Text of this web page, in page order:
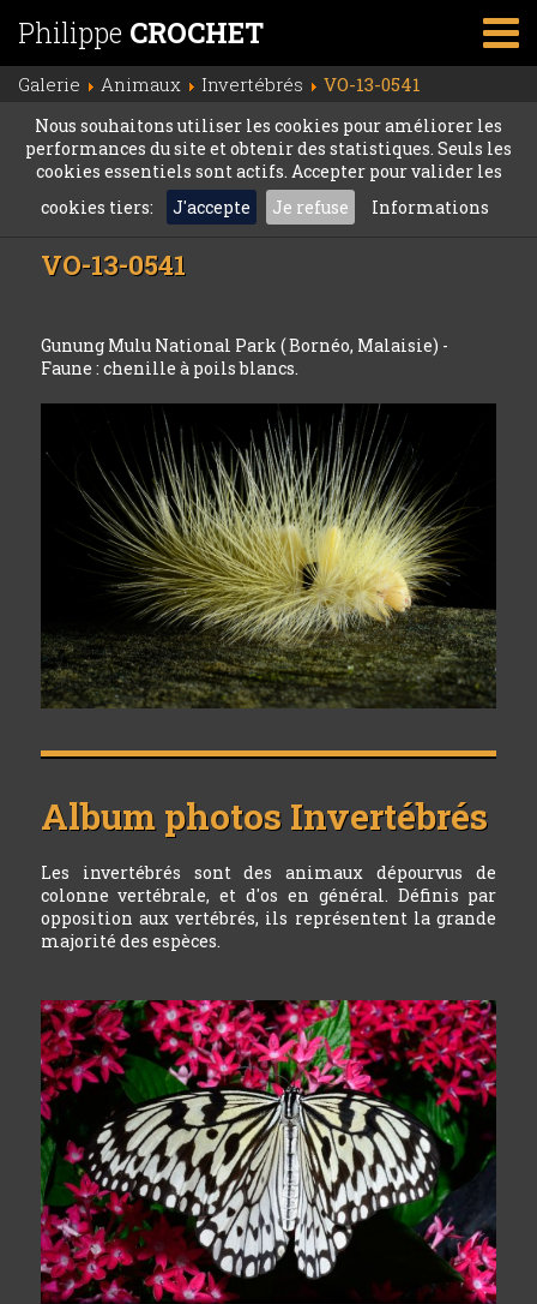
Philippe CROCHET
Galerie Animaux Invertébrés VO-13-0541
Nous souhaitons utiliser les cookies pour améliorer les
performances du site et obtenir des statistiques. Seuls les
cookies essentiels sont actifs. Accepter pour valider les
cookies tiers:
J'accepte Je refuse Informations
VO-13-0541
Gunung Mulu National Park ( Bornéo, Malaisie) -
Faune : chenille à poils blancs.
Album photos Invertébrés
Les invertébrés sont des animaux dépourvus de
colonne vertébrale, et d'os en général. Définis par
opposition aux vertébrés, ils représentent la grande
majorité des espèces.